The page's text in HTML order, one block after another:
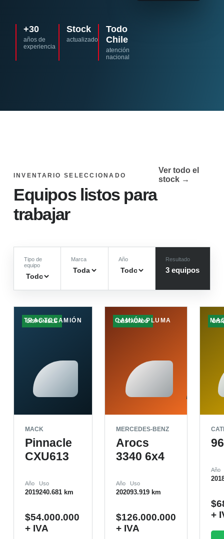
+30
años de
experiencia
Stock
actualizado
Todo
Chile
atención
nacional
INVENTARIO SELECCIONADO
Equipos listos para
trabajar
Ver todo el
stock →
Tipo de
equipo
Marca Año Resultado
3 equipos
DISPONIBLE
TRACTOCAMIÓN
MACK
Pinnacle
CXU613
Año
2019
Uso
240.681 km
$54.000.000
+ IVA
DESTACADO
CAMIÓN PLUMA
MERCEDES-BENZ
Arocs
3340 6x4
Año
2020
Uso
93.919 km
$126.000.000
+ IVA
Año
$
+